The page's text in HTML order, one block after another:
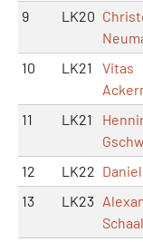
9
LK20
10 LK21
Vitas
11 LK21
12 LK22
13
LK23
Schaal